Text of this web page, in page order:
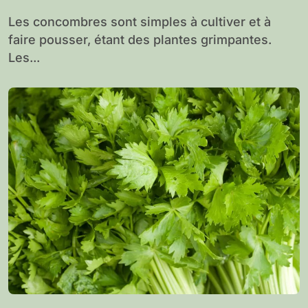
Les concombres sont simples à cultiver et à
faire pousser, étant des plantes grimpantes.
Les...